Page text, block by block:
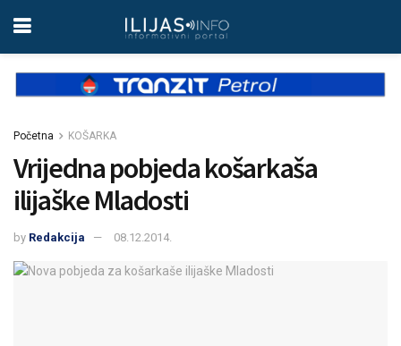
Početna KOŠARKA
Vrijedna pobjeda košarkaša
ilijaške Mladosti
by Redakcija 08.12.2014.